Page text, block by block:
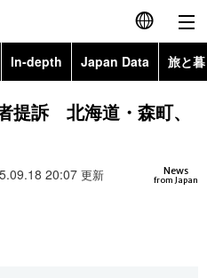
English
简体字
In-depth Japan Data 旅と
Topics
提訴 北海道・森町、
News
from Japan
20:07 更新